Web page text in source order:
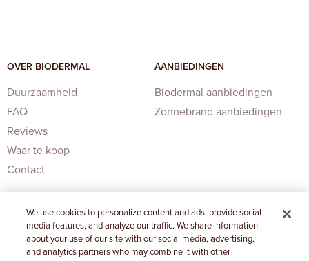
OVER BIODERMAL
Duurzaamheid
FAQ
Reviews
Waar te koop
Contact
AANBIEDINGEN
Biodermal aanbiedingen
Zonnebrand aanbiedingen
We use cookies to personalize content and ads, provide social
media features, and analyze our traffic. We share information
about your use of our site with our social media, advertising,
and analytics partners who may combine it with other